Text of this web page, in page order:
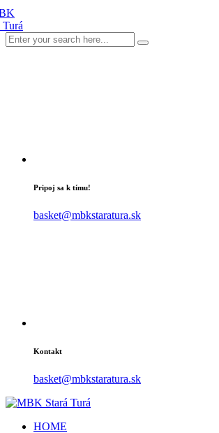
Pripoj sa k tímu!
basket@mbkstaratura.sk
Kontakt
basket@mbkstaratura.sk
HOME